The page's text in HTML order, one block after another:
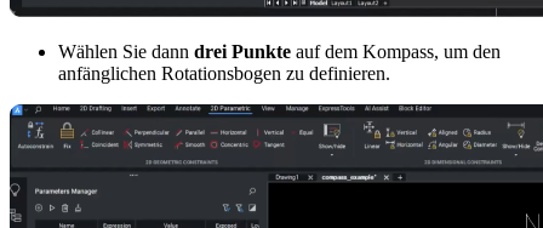
Wählen Sie dann drei Punkte auf dem Kompass, um den
anfänglichen Rotationsbogen zu definieren.